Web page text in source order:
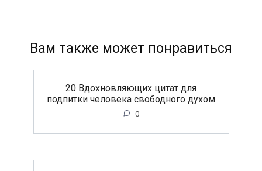
Вам также может понравиться
20 Вдохновляющих цитат для
подпитки человека свободного духом
0